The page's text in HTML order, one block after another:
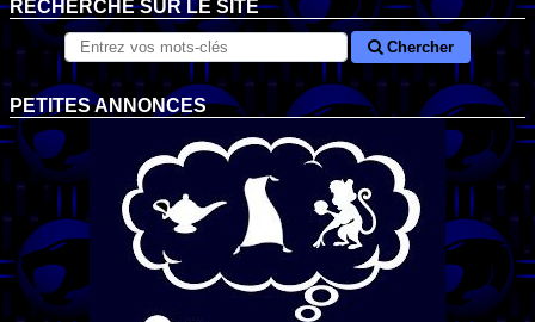
RECHERCHE SUR LE SITE
Chercher
PETITES ANNONCES